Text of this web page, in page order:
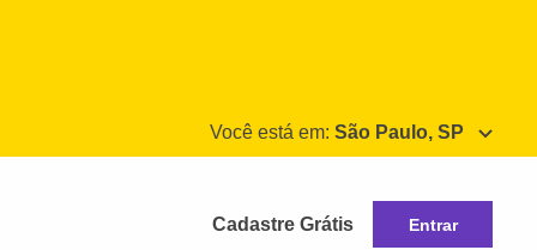
Você está em: São Paulo, SP
Cadastre Grátis Entrar